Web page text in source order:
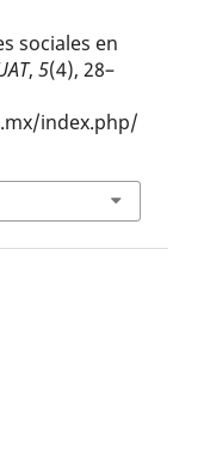
sociales en
,5(4), 28–
index.php/